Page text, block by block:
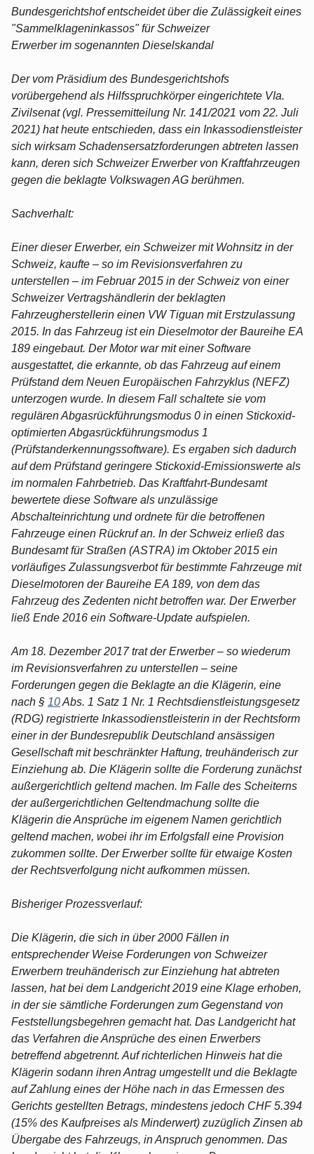
Bundesgerichtshof entscheidet über die Zulässigkeit eines
"Sammelklageninkassos" für Schweizer
Erwerber im sogenannten Dieselskandal
Der vom Präsidium des Bundesgerichtshofs
vorübergehend als Hilfsspruchkörper eingerichtete VIa.
Zivilsenat (vgl. Pressemitteilung Nr. 141/2021 vom 22. Juli
2021) hat heute entschieden, dass ein Inkassodienstleister
sich wirksam Schadensersatzforderungen abtreten lassen
kann, deren sich Schweizer Erwerber von Kraftfahrzeugen
gegen die beklagte Volkswagen AG berühmen.
Sachverhalt:
Einer dieser Erwerber, ein Schweizer mit Wohnsitz in der
Schweiz, kaufte – so im Revisionsverfahren zu
unterstellen – im Februar 2015 in der Schweiz von einer
Schweizer Vertragshändlerin der beklagten
Fahrzeugherstellerin einen VW Tiguan mit Erstzulassung
2015. In das Fahrzeug ist ein Dieselmotor der Baureihe EA
189 eingebaut. Der Motor war mit einer Software
ausgestattet, die erkannte, ob das Fahrzeug auf einem
Prüfstand dem Neuen Europäischen Fahrzyklus (NEFZ)
unterzogen wurde. In diesem Fall schaltete sie vom
regulären Abgasrückführungsmodus 0 in einen Stickoxid-
optimierten Abgasrückführungsmodus 1
(Prüfstanderkennungssoftware). Es ergaben sich dadurch
auf dem Prüfstand geringere Stickoxid-Emissionswerte als
im normalen Fahrbetrieb. Das Kraftfahrt-Bundesamt
bewertete diese Software als unzulässige
Abschalteinrichtung und ordnete für die betroffenen
Fahrzeuge einen Rückruf an. In der Schweiz erließ das
Bundesamt für Straßen (ASTRA) im Oktober 2015 ein
vorläufiges Zulassungsverbot für bestimmte Fahrzeuge mit
Dieselmotoren der Baureihe EA 189, von dem das
Fahrzeug des Zedenten nicht betroffen war. Der Erwerber
ließ Ende 2016 ein Software-Update aufspielen.
Am 18. Dezember 2017 trat der Erwerber – so wiederum
im Revisionsverfahren zu unterstellen – seine
Forderungen gegen die Beklagte an die Klägerin, eine
nach § 10Abs. 1 Satz 1 Nr. 1 Rechtsdienstleistungsgesetz
(RDG) registrierte Inkassodienstleisterin in der Rechtsform
einer in der Bundesrepublik Deutschland ansässigen
Gesellschaft mit beschränkter Haftung, treuhänderisch zur
Einziehung ab. Die Klägerin sollte die Forderung zunächst
außergerichtlich geltend machen. Im Falle des Scheiterns
der außergerichtlichen Geltendmachung sollte die
Klägerin die Ansprüche im eigenem Namen gerichtlich
geltend machen, wobei ihr im Erfolgsfall eine Provision
zukommen sollte. Der Erwerber sollte für etwaige Kosten
der Rechtsverfolgung nicht aufkommen müssen.
Bisheriger Prozessverlauf:
Die Klägerin, die sich in über 2000 Fällen in
entsprechender Weise Forderungen von Schweizer
Erwerbern treuhänderisch zur Einziehung hat abtreten
lassen, hat bei dem Landgericht 2019 eine Klage erhoben,
in der sie sämtliche Forderungen zum Gegenstand von
Feststellungsbegehren gemacht hat. Das Landgericht hat
das Verfahren die Ansprüche des einen Erwerbers
betreffend abgetrennt. Auf richterlichen Hinweis hat die
Klägerin sodann ihren Antrag umgestellt und die Beklagte
auf Zahlung eines der Höhe nach in das Ermessen des
Gerichts gestellten Betrags, mindestens jedoch CHF 5.394
(15% des Kaufpreises als Minderwert) zuzüglich Zinsen ab
Übergabe des Fahrzeugs, in Anspruch genommen. Das